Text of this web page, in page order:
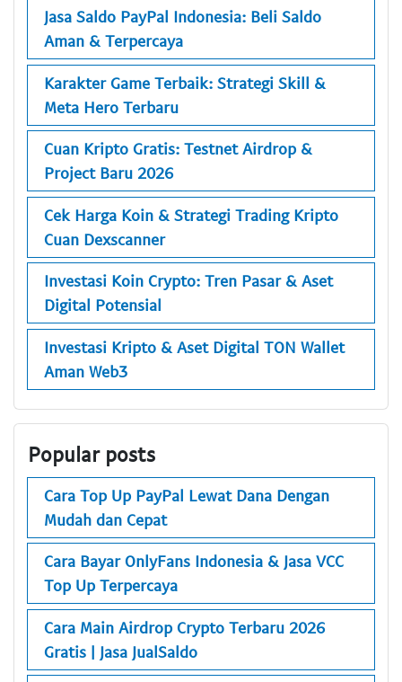
Jasa Saldo PayPal Indonesia: Beli Saldo
Aman & Terpercaya
Karakter Game Terbaik: Strategi Skill &
Meta Hero Terbaru
Cuan Kripto Gratis: Testnet Airdrop &
Project Baru 2026
Cek Harga Koin & Strategi Trading Kripto
Cuan Dexscanner
Investasi Koin Crypto: Tren Pasar & Aset
Digital Potensial
Investasi Kripto & Aset Digital TON Wallet
Aman Web3
Popular posts
Cara Top Up PayPal Lewat Dana Dengan
Mudah dan Cepat
Cara Bayar OnlyFans Indonesia & Jasa VCC
Top Up Terpercaya
Cara Main Airdrop Crypto Terbaru 2026
Gratis | Jasa JualSaldo